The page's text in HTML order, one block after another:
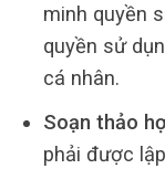
minh quyền
quyền sử
cá nhân.
Soạn thảo
phải được